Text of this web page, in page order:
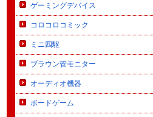
ゲーミングデバイス
コロコロコミック
ミニ四駆
ブラウン管モニター
オーディオ機器
ボードゲーム